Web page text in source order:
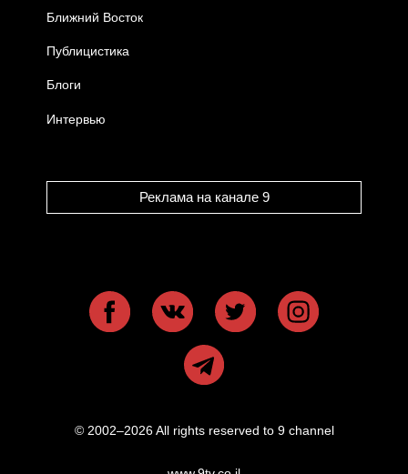
Ближний Восток
Публицистика
Блоги
Интервью
Реклама на канале 9
© 2002–2026 All rights reserved to 9 channel